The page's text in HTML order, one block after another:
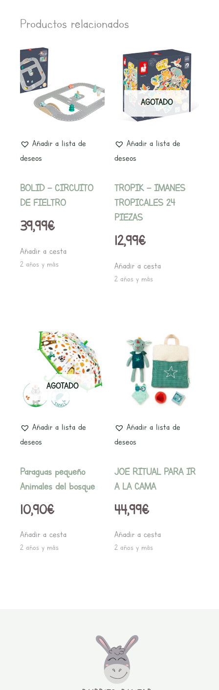
Productos relacionados
Añadir a lista de
deseos
BOLID – CIRCUITO
DE FIELTRO
39,99€
Añadir a cesta
2 años y más
AGOTADO
Añadir a lista de
deseos
TROPIK – IMANES
TROPICALES 24
PIEZAS
12,99€
Añadir a cesta
2 años y más
AGOTADO
Añadir a lista de
deseos
Paraguas pequeño
Animales del bosque
10,90€
Añadir a cesta
2 años y más
Añadir a lista de
deseos
JOE RITUAL PARA IR
A LA CAMA
44,99€
Añadir a cesta
2 años y más